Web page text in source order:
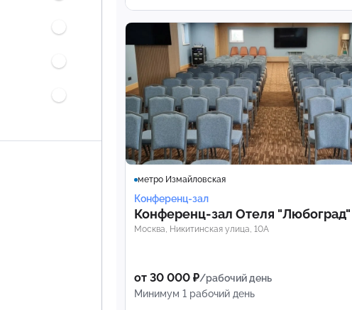
метро Измайловская
Конференц-зал
Конференц‑зал Отеля "Любоград"
Москва, Никитинская улица, 10А
от 30 000 ₽/рабочий день
Минимум 1 рабочий день